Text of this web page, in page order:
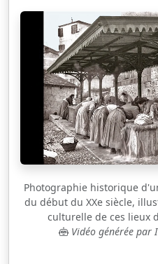
Photographie historique
du début du XXe siècle,
culturelle de ces lieux
Vidéo générée par